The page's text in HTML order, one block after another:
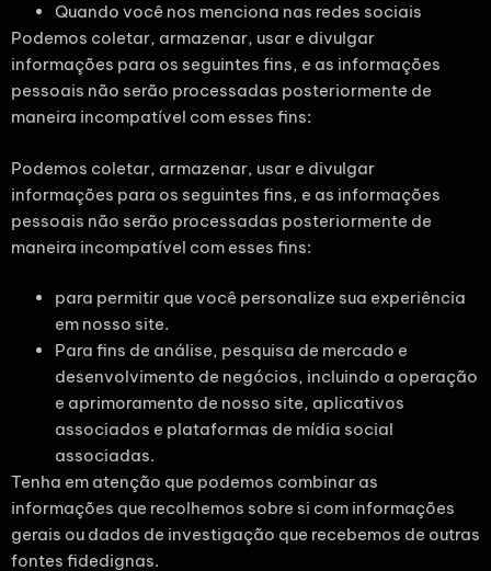
Quando você nos menciona nas redes sociais
Podemos coletar, armazenar, usar e divulgar
informações para os seguintes fins, e as informações
pessoais não serão processadas posteriormente de
maneira incompatível com esses fins:
Podemos coletar, armazenar, usar e divulgar
informações para os seguintes fins, e as informações
pessoais não serão processadas posteriormente de
maneira incompatível com esses fins:
para permitir que você personalize sua experiência
em nosso site.
Para fins de análise, pesquisa de mercado e
desenvolvimento de negócios, incluindo a operação
e aprimoramento de nosso site, aplicativos
associados e plataformas de mídia social
associadas.
Tenha em atenção que podemos combinar as
informações que recolhemos sobre si com informações
gerais ou dados de investigação que recebemos de outras
fontes fidedignas.